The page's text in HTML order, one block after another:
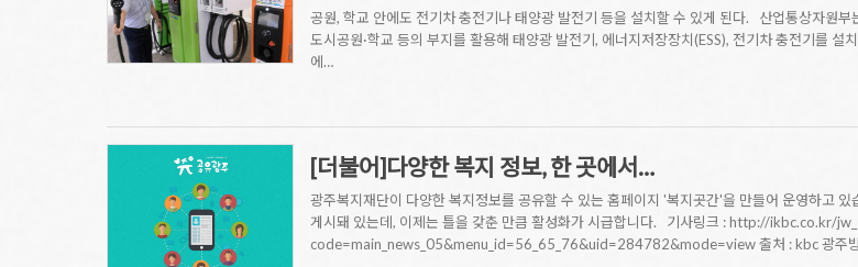
공원, 학교 안에도 전기차 충전기나 태양광 발전기 등을 설치할 수 있게 된다. 산업통상자원
도시공원·학교 등의 부지를 활용해 태양광 발전기, 에너지저장장치(ESS), 전기차 충전기를
에…
[더불어]다양한 복지 정보, 한 곳에서…
광주복지재단이 다양한 복지정보를 공유할 수 있는 홈페이지 '복지곳간'을 만들어 운영하고
게시돼 있는데, 이제는 틀을 갖춘 만큼 활성화가 시급합니다. 기사링크 : http://ikbc.co.kr/
code=main_news_05&menu_id=56_65_76&uid=284782&mode=view 출처 : kbc 광주